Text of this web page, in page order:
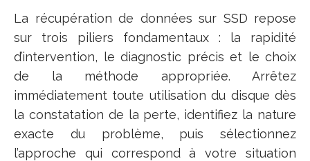
La récupération de données sur SSD repose
sur trois piliers fondamentaux : la rapidité
d’intervention, le diagnostic précis et le choix
de la méthode appropriée. Arrêtez
immédiatement toute utilisation du disque dès
la constatation de la perte, identifiez la nature
exacte du problème, puis sélectionnez
l’approche qui correspond à votre situation